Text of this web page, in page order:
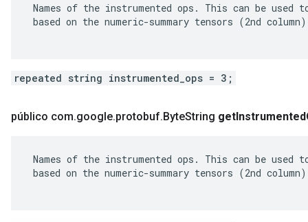
Names of the instrumented ops. This can be used
based on the numeric-summary tensors (2nd
repeated string instrumented_ops = 3;
público com.google.protobuf.ByteString getInstrumented
Names of the instrumented ops. This can be used
based on the numeric-summary tensors (2nd